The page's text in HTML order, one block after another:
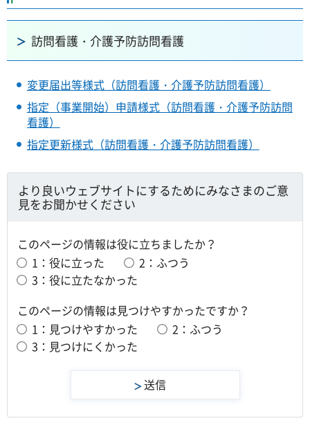
訪問看護・介護予防訪問看護
変更届出等様式（訪問看護・介護予防訪問看護）
指定（事業開始）申請様式（訪問看護・介護予防訪問
看護）
指定更新様式（訪問看護・介護予防訪問看護）
より良いウェブサイトにするためにみなさまのご意
見をお聞かせください
このページの情報は役に立ちましたか？
1：役に立った
2：ふつう
3：役に立たなかった
このページの情報は見つけやすかったですか？
1：見つけやすかった
2：ふつう
3：見つけにくかった